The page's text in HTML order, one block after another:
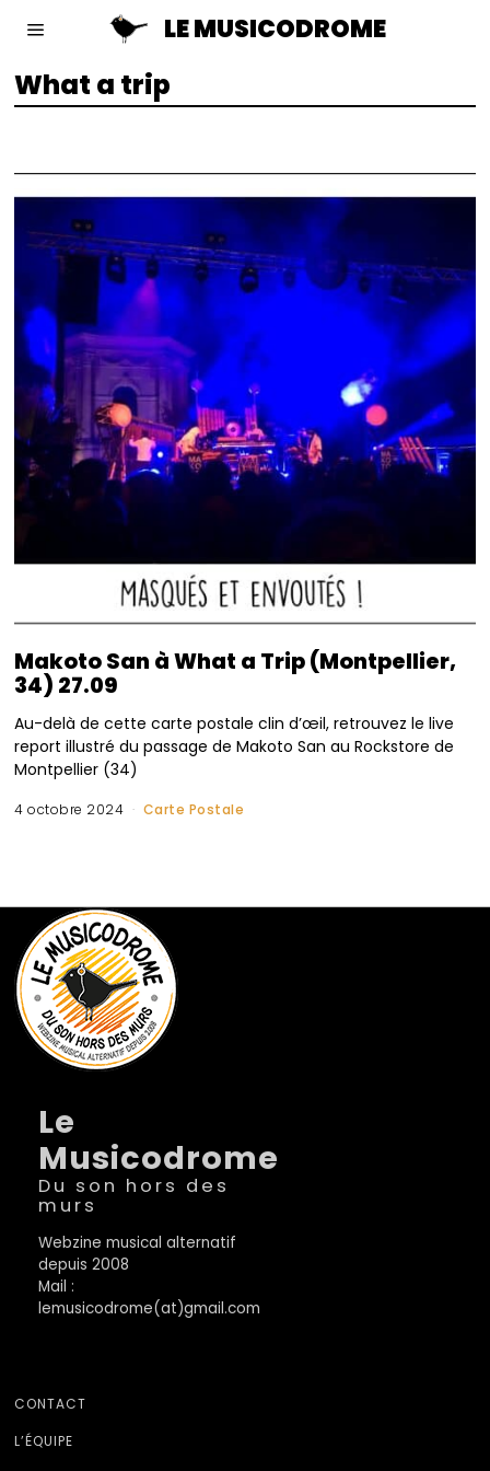
LE MUSICODROME
What a trip
Makoto San à What a Trip (Montpellier,
34) 27.09
Au-delà de cette carte postale clin d’œil, retrouvez le live
report illustré du passage de Makoto San au Rockstore de
Montpellier (34)
4 octobre 2024 Carte Postale
Le
Musicodrome
Du son hors des
murs
Webzine musical alternatif
depuis 2008
Mail :
lemusicodrome(at)gmail.com
CONTACT
L’ÉQUIPE